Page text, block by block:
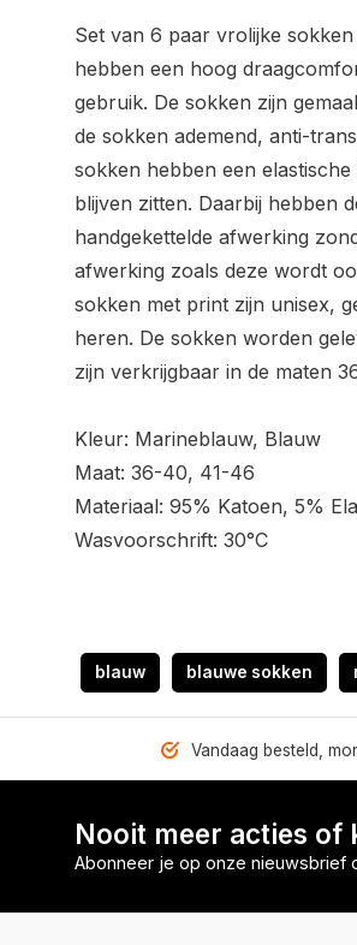
Set van 6 paar vrolijke
hebben een hoog
gebruik. De sokken zijn
de sokken ademend, anti-
sokken hebben een
blijven zitten. Daarbij hebben
handgekettelde afwerking
afwerking zoals deze wordt
sokken met print zijn unisex,
heren. De sokken worden
zijn verkrijgbaar in de maten
Kleur: Marineblauw, Blauw
Maat: 36-40, 41-46
Materiaal: 95% Katoen, 5%
Wasvoorschrift: 30°C
blauw blauwe sokken
Vandaag besteld,
Nooit meer acties of
Abonneer je op onze nieuwsbrief